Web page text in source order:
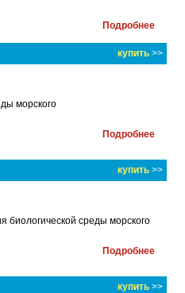
Подробнее
купить >>
морского
Подробнее
купить >>
среды морского
Подробнее
купить >>